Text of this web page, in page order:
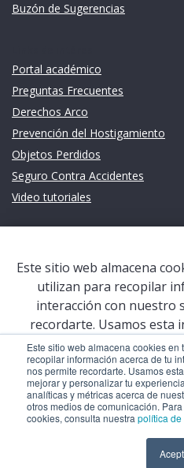
Este sitio web almacena cookies
recopilar información acerca de tu
nos permite recordarte. Usamos
mejorar y personalizar tu
analíticas y métricas acerca de
otros medios de comunicación.
cookies, consulta nuestra política
Buzón de Sugerencias
Portal académico
Preguntas Frecuentes
Derechos Arco
Prevención del Hostigamiento
Objetos Perdidos
Seguro Contra Accidentes
Video tutoriales
Sistema de Gestión Académica
Defensoría Universitaria
Terceros vinculados
San Pablo Mail
Aula Virtual Pregrado
Aula Virtual Postgrado
COPYRIGHT © 2026
Este sitio web almacena
utilizan para recopilar
interacción con nuestro
recordarte. Usamos esta
mejorar y personalizar tu
para generar analíticas y
visitantes en este sitio
comunicación. Para
consulta nuestrapolítica